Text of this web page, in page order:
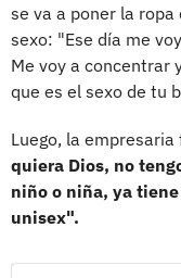
se va a poner la
sexo: "Ese día me
Me voy a concentrar
que es el sexo de tu
Luego, la
quiera Dios, no
niño o niña, ya
unisex".